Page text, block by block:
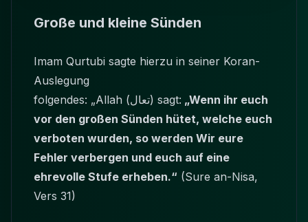
Große und kleine Sünden
Imam Qurtubi sagte hierzu in seiner Koran-
Auslegung
folgendes: „Allah (تعال) sagt: „Wenn ihr euch
vor den großen Sünden hütet, welche euch
verboten wurden, so werden Wir eure
Fehler verbergen und euch auf eine
ehrevolle Stufe erheben.“ (Sure an-Nisa,
Vers 31)